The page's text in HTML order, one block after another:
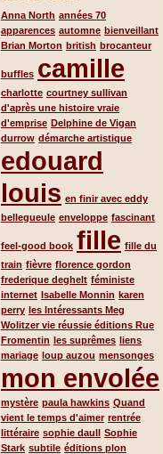
Anna North années 70
apparences automne bienveillant
Brian Morton british brocanteur
buffles camille
charlotte courtney sullivan
d'après une histoire vraie
d'emprise Delphine de Vigan
durrow démarche artistique
edouard
louis en finir avec eddy
bellegueule enveloppe fascinant
feel-good book fille fille du
train fièvre florence gordon
frederique deghelt féministe
internet Isabelle Monnin karen
perry les Intéressants Meg
Wolitzer vie réussie éditions Rue
Fromentin les suprêmes liens
mariage loup auzou mensonges
mon envolée
mystère paula hawkins Quand
vient le temps d'aimer rentrée
littéraire sophie daull Sophie
Stark subtile éditions plon